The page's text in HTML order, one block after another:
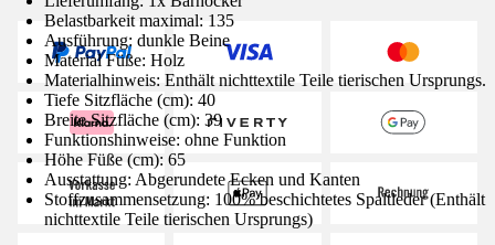
Belastbarkeit maximal: 135
Ausführung: dunkle Beine
Material Füße: Holz
Materialhinweis: Enthält nichttextile Teile tierischen Ursprungs.
Tiefe Sitzfläche (cm): 40
Breite Sitzfläche (cm): 39
Funktionshinweise: ohne Funktion
Höhe Füße (cm): 65
Ausstattung: Abgerundete Ecken und Kanten
Stoffzusammensetzung: 100% beschichtetes Spaltleder (Enthält
nichttextile Teile tierischen Ursprungs)